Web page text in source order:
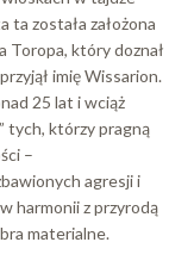
została założona
Toropa, który doznał
imię Wissarion.
25 lat i wciąż
tych, którzy pragną
–
agresji i
harmonii z przyrodą
materialne.